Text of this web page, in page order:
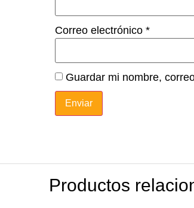
Correo electrónico *
Guardar mi nombre,
Productos